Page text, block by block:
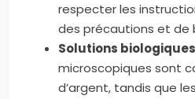
respecter les
des précautions et de
Solutions
microscopiques sont
d’argent, tandis que